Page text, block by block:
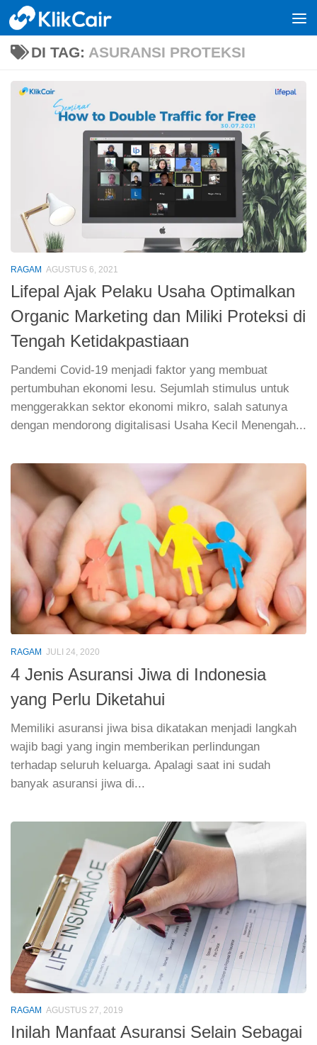
Skip to content
DI TAG: ASURANSI PROTEKSI
RAGAM AGUSTUS 6, 2021
Lifepal Ajak Pelaku Usaha Optimalkan
Organic Marketing dan Miliki Proteksi di
Tengah Ketidakpastiaan
Pandemi Covid-19 menjadi faktor yang membuat
pertumbuhan ekonomi lesu. Sejumlah stimulus untuk
menggerakkan sektor ekonomi mikro, salah satunya
dengan mendorong digitalisasi Usaha Kecil Menengah...
RAGAM JULI 24, 2020
4 Jenis Asuransi Jiwa di Indonesia
yang Perlu Diketahui
Memiliki asuransi jiwa bisa dikatakan menjadi langkah
wajib bagi yang ingin memberikan perlindungan
terhadap seluruh keluarga. Apalagi saat ini sudah
banyak asuransi jiwa di...
RAGAM AGUSTUS 27, 2019
Inilah Manfaat Asuransi Selain Sebagai